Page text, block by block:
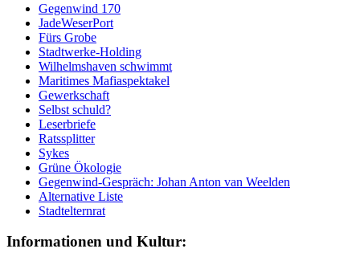
Gegenwind 170
JadeWeserPort
Fürs Grobe
Stadtwerke-Holding
Wilhelmshaven schwimmt
Maritimes Mafiaspektakel
Gewerkschaft
Selbst schuld?
Leserbriefe
Ratssplitter
Sykes
Grüne Ökologie
Gegenwind-Gespräch: Johan Anton van Weelden
Alternative Liste
Stadtelternrat
Informationen und Kultur: